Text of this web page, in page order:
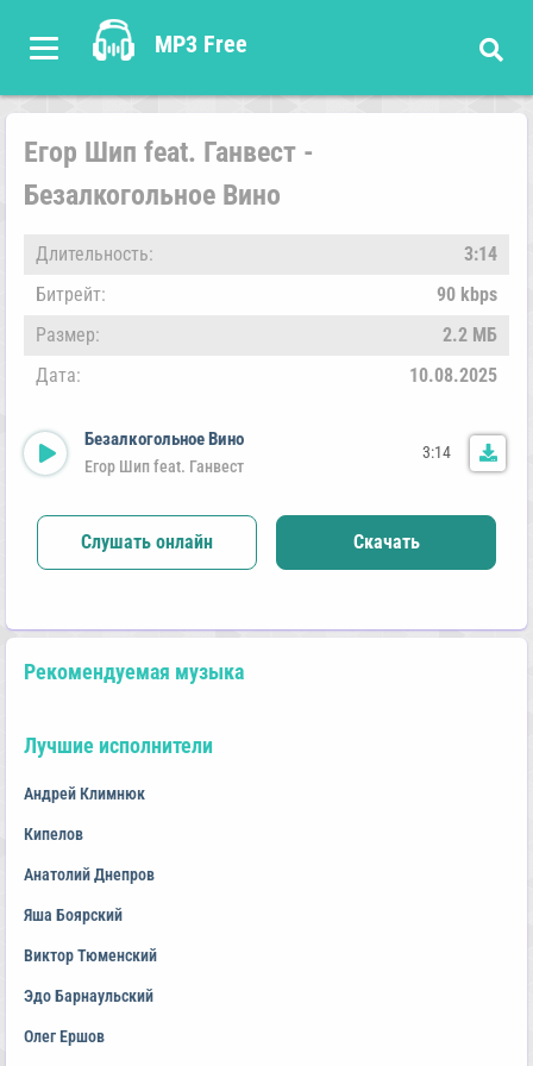
MP3 Free
Егор Шип feat. Ганвест -
Безалкогольное Вино
Длительность:
3:14
Битрейт:
90 kbps
Размер:
2.2 МБ
Дата:
10.08.2025
Безалкогольное Вино
Егор Шип feat. Ганвест
3:14
Слушать онлайн Скачать
Рекомендуемая музыка
Лучшие исполнители
Андрей Климнюк
Кипелов
Анатолий Днепров
Яша Боярский
Виктор Тюменский
Эдо Барнаульский
Олег Ершов